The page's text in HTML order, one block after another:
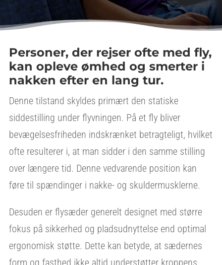
Personer, der rejser ofte med fly,
kan opleve ømhed og smerter i
nakken efter en lang tur.
Denne tilstand skyldes primært den statiske
siddestilling under flyvningen. På et fly bliver
bevægelsesfriheden indskrænket betragteligt, hvilket
ofte resulterer i, at man sidder i den samme stilling
over længere tid. Denne vedvarende position kan
føre til spændinger i nakke- og skuldermusklerne.
Desuden er flysæder generelt designet med større
fokus på sikkerhed og pladsudnyttelse end optimal
ergonomisk støtte. Dette kan betyde, at sædernes
form og fasthed ikke altid understøtter kroppens